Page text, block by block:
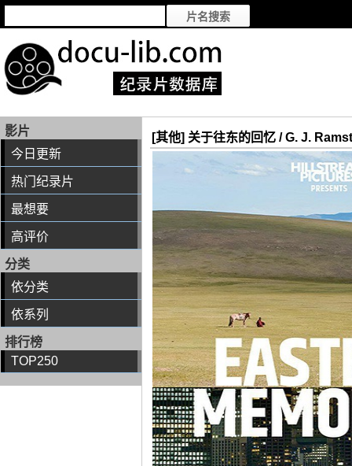
影片
今日更新
热门纪录片
最想要
高评价
分类
依分类
依系列
排行榜
TOP250
[其他] 关于往东的回忆 / G. J.